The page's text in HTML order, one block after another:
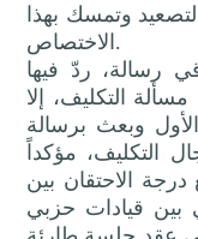
وتمسك بهذا
الاختصاص.
رسالة، ردّ فيها
التكليف، إلا
وبعث برسالة
التكليف، مؤكداً
الاحتقان بين
بين قيادات حزبي